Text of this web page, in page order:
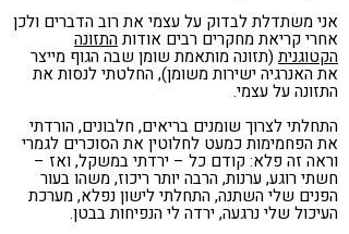
אני משתדלת לבדוק על עצמי את רוב הדברים ולכן
אחרי קריאת מחקרים רבים אודות התזונה
הקטוגנית (תזונה מותאמת שומן שבה הגוף מייצר
את האנרגיה ישירות משומן), החלטתי לנסות את
התזונה על עצמי.
התחלתי לצרוך שומנים בריאים, חלבונים, הורדתי
את הפחמימות כמעט לחלוטין את הסוכרים לגמרי
וראה זה פלא: קודם כל – ירדתי במשקל, ואז –
חשתי רוגע, ערנות, הרבה יותר ריכוז, משהו בעור
הפנים שלי השתנה, התחלתי לישון נפלא, מערכת
העיכול שלי נרגעה, ירדה לי הנפיחות בבטן.